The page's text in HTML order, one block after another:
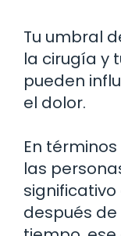
Tu umbral
la cirugía y
pueden
el dolor.
En
las
después